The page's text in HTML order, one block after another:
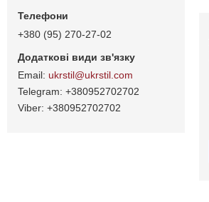
+380 (95) 270-27-02
ukrstil@ukrstil.com
+380952702702
+380952702702